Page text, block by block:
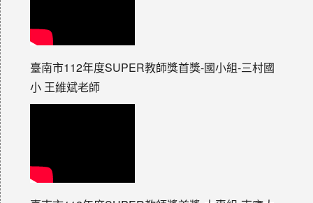
臺南市112年度SUPER教師獎首獎-國小組-三村國
小 王維斌老師